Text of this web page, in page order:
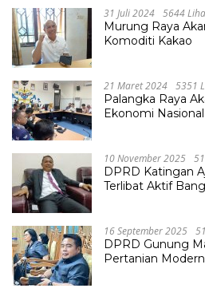
31 Juli 2024 5644
Murung Raya
Komoditi Kakao
21 Maret 2024 5351
Palangka Raya
Ekonomi Nasional
10 November 2025
DPRD Katingan
Terlibat Aktif
16 September 2025
DPRD Gunung
Pertanian